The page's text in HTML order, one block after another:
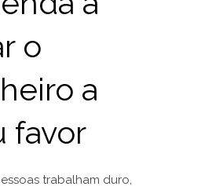
o
a
favor
trabalham duro,